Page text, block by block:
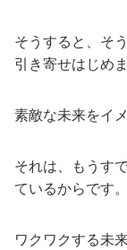
そうすると、そ
引き寄せはじめま
素敵な未来をイ
それは、もうす
ているからです。
ワクワクする未